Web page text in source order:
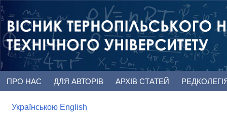
ПРО НАС ДЛЯ АВТОРІВ АРХІВ СТАТЕЙ
Українською English